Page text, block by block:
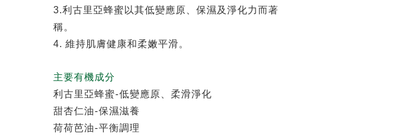
3.利古里亞蜂蜜以其低變應原、保濕及淨化力而著
稱。
4. 維持肌膚健康和柔嫩平滑。
主要有機成分
利古里亞蜂蜜-低變應原、柔滑淨化
甜杏仁油-保濕滋養
荷荷芭油-平衡調理